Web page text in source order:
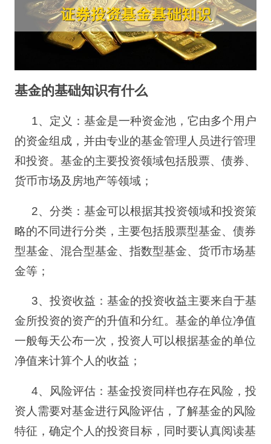
基金的基础知识有什么
1、 定义：基金是一种资金池，它由多个用户
的资金组成，并由专业的基金管理人员进行管理
和投资。基金的主要投资领域包括股票、债券、
货币市场及房地产等领域；
2、 分类：基金可以根据其投资领域和投资策
略的不同进行分类，主要包括股票型基金、债券
型基金、混合型基金、指数型基金、货币市场基
金等；
3、 投资收益：基金的投资收益主要来自于基
金所投资的资产的升值和分红。基金的单位净值
一般每天公布一次，投资人可以根据基金的单位
净值来计算个人的收益；
4、
风险评估：基金投资同样也存在风险，投
资人需要对基金进行风险评估，了解基金的风险
特征，确定个人的投资目标，同时要认真阅读基